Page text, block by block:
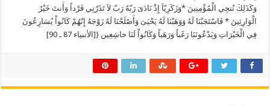
وَكَذَلِكَ نُنجِي الْمُؤْمِنِينَ *وَزَكَرِيّآ إِذْ نَادَىَ رَبّهُ رَبّ لاَ تَذَرْنِي فَرْداً وَأَنتَ خَيْرُ
الْوَارِثِينَ * فَاسْتَجَبْنَا لَهُ وَوَهَبْنَا لَهُ يَحْيَىَ وَأَصْلَحْنَا لَهُ زَوْجَهُ إِنّهُمْ كَانُواْ يُسَارِعُونَ
فِي الْخَيْرَاتِ وَيَدْعُونَنَا رَغَباً وَرَهَباً وَكَانُواْ لَنَا خاشِعِين {[الأنبياء 87 ـ 90]